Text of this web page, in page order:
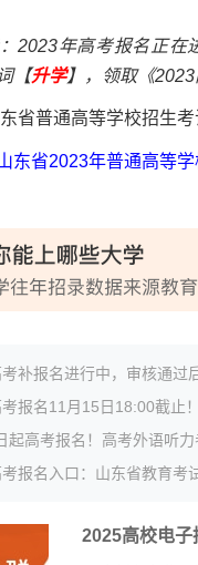
2023年高考报名正在
【升学】，领取《2023
普通高等学校招生考
东省2023年普通高等
补报名进行中，审核通过
报名11月15日18:00截止！
报名入口：山东省教育考
2025高校电子